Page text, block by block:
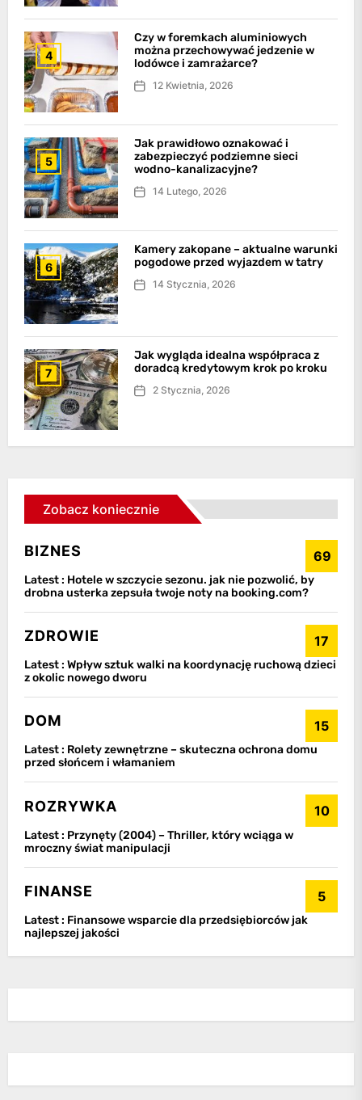
4
Czy w foremkach aluminiowych
można przechowywać jedzenie w
lodówce i zamrażarce?
12 Kwietnia, 2026
5
Jak prawidłowo oznakować i
zabezpieczyć podziemne sieci
wodno-kanalizacyjne?
14 Lutego, 2026
6
Kamery zakopane – aktualne warunki
pogodowe przed wyjazdem w tatry
14 Stycznia, 2026
7
Jak wygląda idealna współpraca z
doradcą kredytowym krok po kroku
2 Stycznia, 2026
Zobacz koniecznie
BIZNES 69
Latest : Hotele w szczycie sezonu. jak nie pozwolić, by
drobna usterka zepsuła twoje noty na booking.com?
ZDROWIE 17
Latest : Wpływ sztuk walki na koordynację ruchową dzieci
z okolic nowego dworu
DOM 15
Latest : Rolety zewnętrzne – skuteczna ochrona domu
przed słońcem i włamaniem
ROZRYWKA 10
Latest : Przynęty (2004) – Thriller, który wciąga w
mroczny świat manipulacji
FINANSE 5
Latest : Finansowe wsparcie dla przedsiębiorców jak
najlepszej jakości